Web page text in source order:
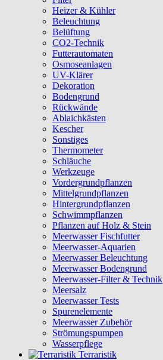
Heizer & Kühler
Beleuchtung
Belüftung
CO2-Technik
Futterautomaten
Osmoseanlagen
UV-Klärer
Dekoration
Bodengrund
Rückwände
Ablaichkästen
Kescher
Sonstiges
Thermometer
Schläuche
Werkzeuge
Vordergrundpflanzen
Mittelgrundpflanzen
Hintergrundpflanzen
Schwimmpflanzen
Pflanzen auf Holz & Stein
Meerwasser Fischfutter
Meerwasser-Aquarien
Meerwasser Beleuchtung
Meerwasser Bodengrund
Meerwasser-Filter & Technik
Meersalz
Meerwasser Tests
Spurenelemente
Meerwasser Zubehör
Strömungspumpen
Wasserpflege
Terraristik